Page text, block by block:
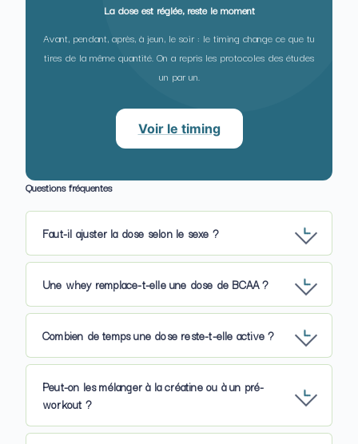
La dose est réglée, reste le moment
Avant, pendant, après, à jeun, le soir : le timing change ce que tu
tires de la même quantité. On a repris les protocoles des études
un par un.
Voir le timing
Questions fréquentes
Faut-il ajuster la dose selon le sexe ?
Une whey remplace-t-elle une dose de BCAA ?
Combien de temps une dose reste-t-elle active ?
Peut-on les mélanger à la créatine ou à un pré-
workout ?